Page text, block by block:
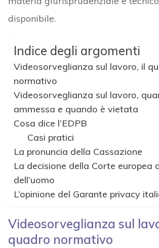
disponibile.
Indice degli argomenti
Videosorveglianza sul lavoro, il
normativo
Videosorveglianza sul lavoro,
ammessa e quando è vietata
Cosa dice l’EDPB
Casi pratici
La pronuncia della Cassazione
La decisione della Corte europea
dell’uomo
L’opinione del Garante privacy
Videosorveglianza sul
quadro normativo